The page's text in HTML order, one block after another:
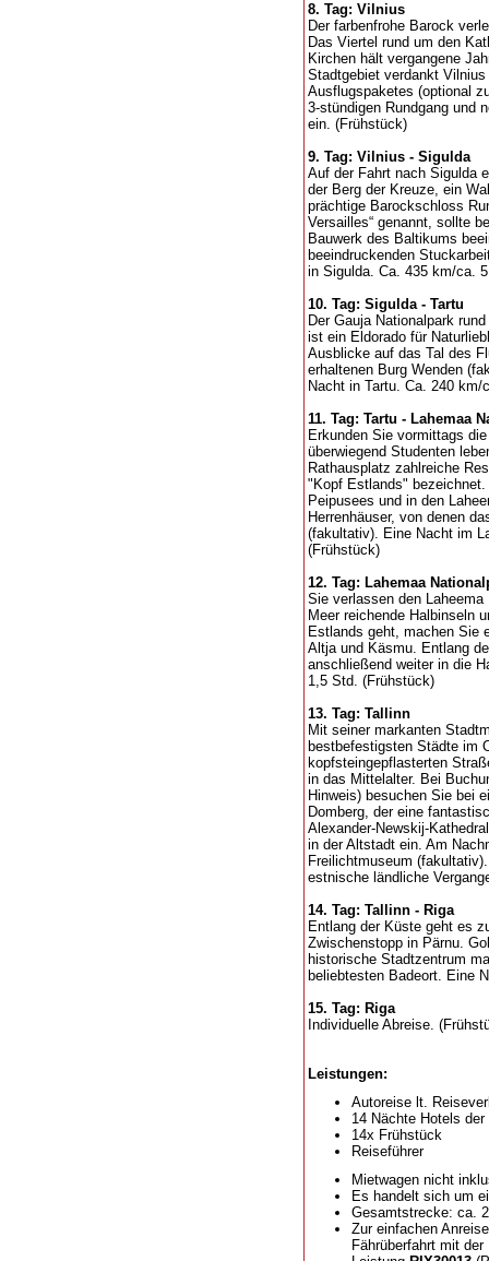
8. Tag: Vilnius
Der farbenfrohe Barock
Das Viertel rund um den
Kirchen hält vergangene
Stadtgebiet verdankt
Ausflugspaketes (optional
3-stündigen Rundgang und
ein. (Frühstück)
9. Tag: Vilnius - Sigulda
Auf der Fahrt nach Sigulda
der Berg der Kreuze, ein
prächtige Barockschloss
Versailles“ genannt, sollte
Bauwerk des Baltikums
beeindruckenden
in Sigulda. Ca. 435 km/ca.
10. Tag: Sigulda - Tartu
Der Gauja Nationalpark
ist ein Eldorado für
Ausblicke auf das Tal des
erhaltenen Burg Wenden
Nacht in Tartu. Ca. 240
11. Tag: Tartu - Lahemaa
Erkunden Sie vormittags
überwiegend Studenten
Rathausplatz zahlreiche
"Kopf Estlands"
Peipusees und in den
Herrenhäuser, von denen
(fakultativ). Eine Nacht im
(Frühstück)
12. Tag: Lahemaa
Sie verlassen den
Meer reichende Halbinseln
Estlands geht, machen Sie
Altja und Käsmu. Entlang
anschließend weiter in die
1,5 Std. (Frühstück)
13. Tag: Tallinn
Mit seiner markanten
bestbefestigsten Städte im
kopfsteingepflasterten
in das Mittelalter. Bei
Hinweis) besuchen Sie bei
Domberg, der eine
Alexander-Newskij-
in der Altstadt ein. Am
Freilichtmuseum
estnische ländliche
14. Tag: Tallinn - Riga
Entlang der Küste geht es
Zwischenstopp in Pärnu.
historische Stadtzentrum
beliebtesten Badeort. Eine
15. Tag: Riga
Individuelle Abreise.
Leistungen:
Autoreise lt.
14 Nächte Hotels
14x Frühstück
Reiseführer
Mietwagen nicht
Es handelt sich um
Gesamtstrecke: ca.
Zur einfachen
Fährüberfahrt mit